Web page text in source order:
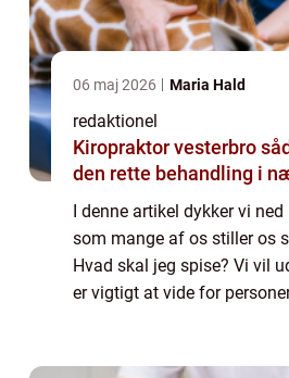
06 maj 2026 Maria Hald
redaktionel
Kiropraktor vesterbro sådan finder du
den rette behandling i
I denne artikel dykker vi
som mange af os stiller os
Hvad skal jeg spise? Vi vil
er vigtigt at vide for